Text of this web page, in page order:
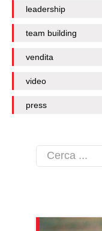
leadership
team building
vendita
video
press